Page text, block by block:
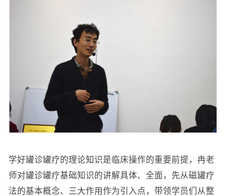
学好罐诊罐疗的理论知识是临床操作的重要前提，冉老
师对罐诊罐疗基础知识的讲解具体、全面，先从磁罐疗
法的基本概念、三大作用作为引入点，带领学员们从整